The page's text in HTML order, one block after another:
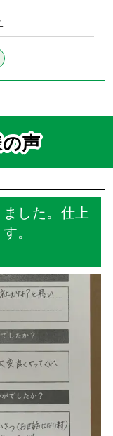
声
した。仕上
。